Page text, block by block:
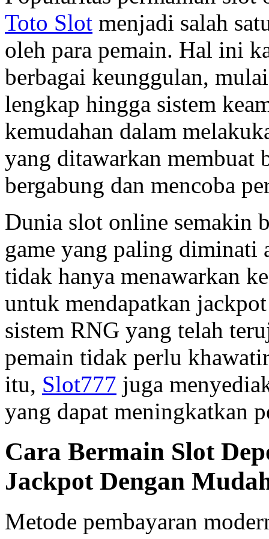
Toto Slot menjadi salah
oleh para pemain. Hal ini
berbagai keunggulan,
lengkap hingga sistem
kemudahan dalam
yang ditawarkan membuat
bergabung dan mencoba
Dunia slot online semakin
game yang paling diminati
tidak hanya menawarkan
untuk mendapatkan
sistem RNG yang telah
pemain tidak perlu
itu, Slot777 juga
yang dapat meningkatkan
Cara Bermain Slot
Jackpot Dengan
Metode pembayaran